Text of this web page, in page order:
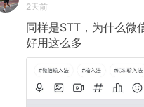
2天前
同样是STT，为什么微
好用这么多